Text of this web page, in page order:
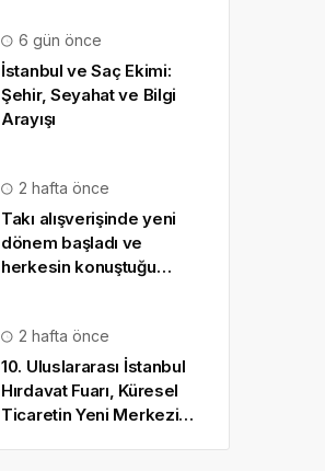
6 gün önce
İstanbul ve Saç Ekimi:
Şehir, Seyahat ve Bilgi
Arayışı
2 hafta önce
Takı alışverişinde yeni
dönem başladı ve
herkesin konuştuğu
2 hafta önce
10. Uluslararası İstanbul
Hırdavat Fuarı, Küresel
Ticaretin Yeni Merkezi